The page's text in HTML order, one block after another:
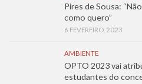
Pires de Sousa:
como quero”
6 FEVEREIRO, 2023
AMBIENTE
OPTO 2023 vai
estudantes do